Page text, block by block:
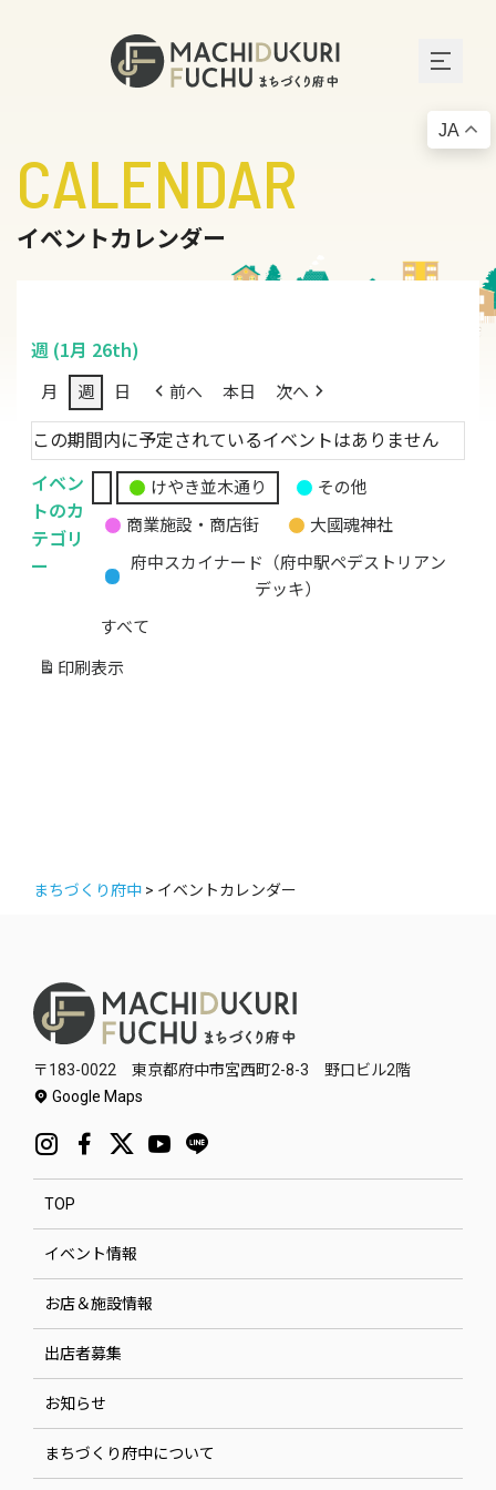
CALENDAR
イベントカレンダー
週 (1月 26th)
月 週 日 前へ 本日 次へ
この期間内に予定されているイベントはありません
イベン
トのカ
テゴリ
ー
無
題
カ
ゴ
リ
けやき並木通り
その他
商業施設・商店街
大國魂神社
府中スカイナード（府中駅ペデストリアン
デッキ）
すべて
印刷 表示
まちづくり府中 > イベントカレンダー
〒183-0022 東京都府中市宮西町2-8-3 野口ビル2階
Google Maps
TOP
イベント情報
お店＆施設情報
出店者募集
お知らせ
まちづくり府中について
JA